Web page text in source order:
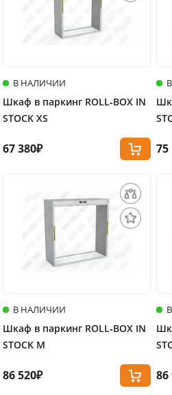
В НАЛИЧИИ
Шкаф в паркинг ROLL‑BOX IN
STOCK XS
67 380₽ 75
В НАЛИЧИИ
Шкаф в паркинг ROLL‑BOX IN
STOCK M
86 520₽ 86